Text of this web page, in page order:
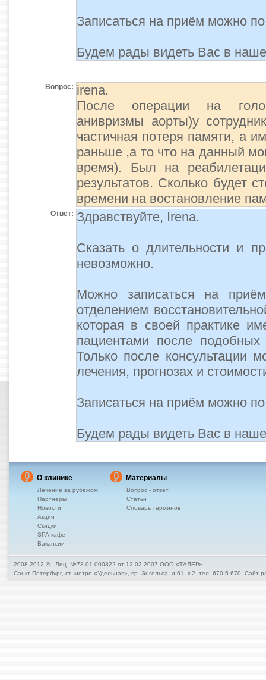
Записаться на приём можно
Будем рады видеть Вас в
Вопрос: irena.
После операции на
анивризмы аорты)у
частичная потеря памяти, а
раньше ,а то что на данный
время). Был на
результатов. Сколько будет
времени на востановление
Ответ: Здравствуйте, Irena.
Сказать о длительности и
невозможно.
Можно записаться на
отделением
которая в своей практике
пациентами после
Только после консультации
лечения, прогнозах и
Записаться на приём можно
Будем рады видеть Вас в
О клинике
Лечение за рубежом
Партнёры
Новости
Акции
Скидки
SPA-кафе
Вакансии
Материалы
Вопрос - ответ
Статьи
Словарь терминов
2008-2012 ©
. Лиц. №78-01-000822 от 12.02.2007 ООО «ТАЛЕР».
Санкт-Петербург, ст. метро «Удельная», пр. Энгельса, д.61, к.2. тел: 670-5-670. Сайт